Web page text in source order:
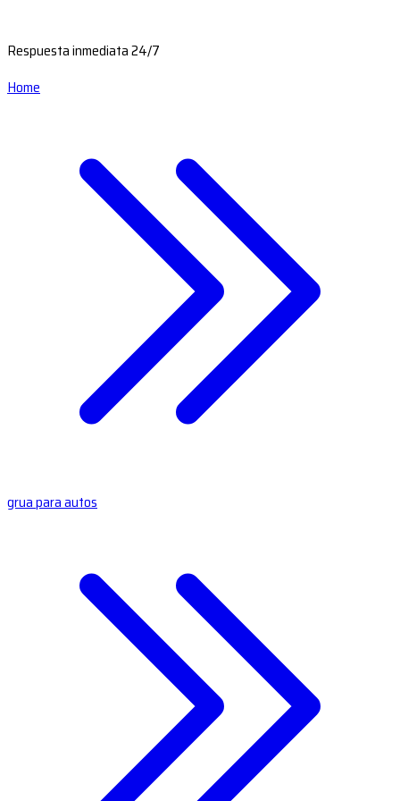
Respuesta inmediata 24/7
Home
grua para autos